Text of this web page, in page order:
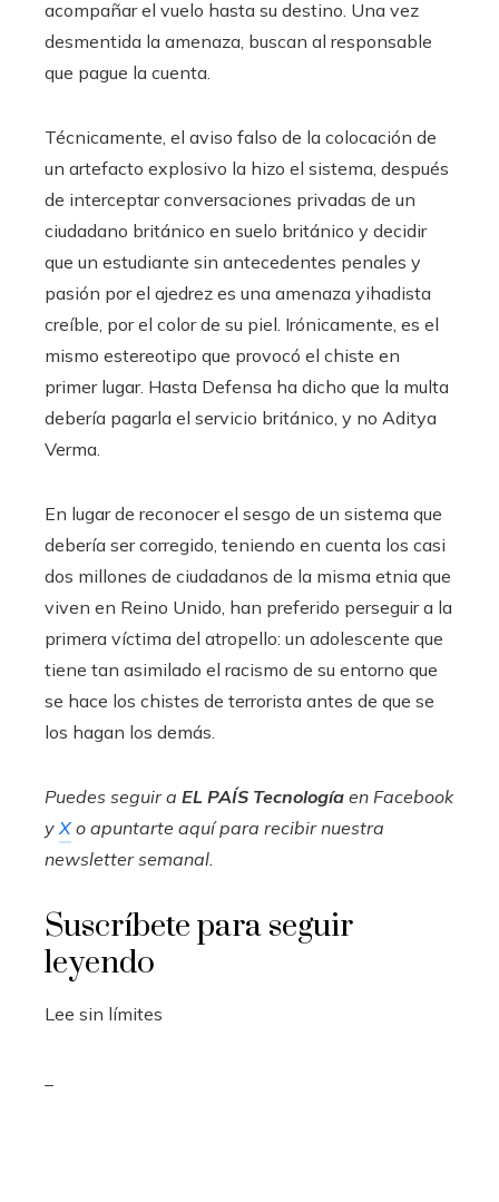
acompañar el vuelo hasta su destino. Una vez
desmentida la amenaza, buscan al responsable
que pague la cuenta.
Técnicamente, el aviso falso de la colocación de
un artefacto explosivo la hizo el sistema, después
de interceptar conversaciones privadas de un
ciudadano británico en suelo británico y decidir
que un estudiante sin antecedentes penales y
pasión por el ajedrez es una amenaza yihadista
creíble, por el color de su piel. Irónicamente, es el
mismo estereotipo que provocó el chiste en
primer lugar. Hasta Defensa ha dicho que la multa
debería pagarla el servicio británico, y no Aditya
Verma.
En lugar de reconocer el sesgo de un sistema que
debería ser corregido, teniendo en cuenta los casi
dos millones de ciudadanos de la misma etnia que
viven en Reino Unido, han preferido perseguir a la
primera víctima del atropello: un adolescente que
tiene tan asimilado el racismo de su entorno que
se hace los chistes de terrorista antes de que se
los hagan los demás.
Puedes seguir a EL PAÍS Tecnología en Facebook
yX o apuntarte aquí para recibir nuestra
newsletter semanal.
Suscríbete para seguir
leyendo
Lee sin límites